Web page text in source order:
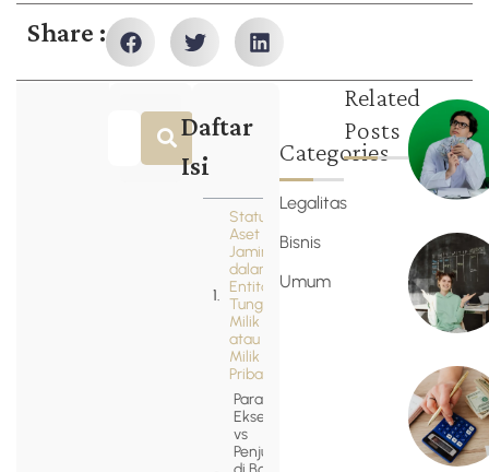
Share :
Daftar
Isi
Status
Aset
Jaminan
dalam
Entitas
Tunggal:
Milik PT
atau
Milik
Pribadi?
Parate
Eksekusi
vs
Penjualan
Categories
Legalitas
Bisnis
Umum
Related
Posts